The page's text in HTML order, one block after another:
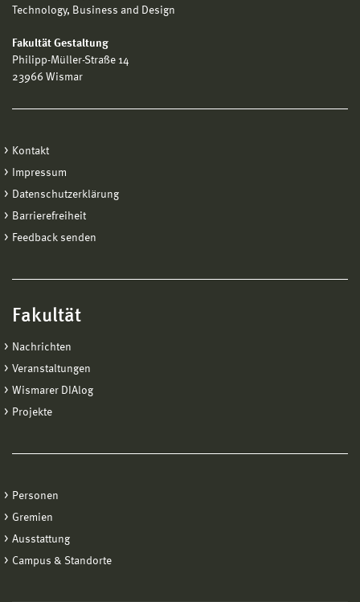
Technology, Business and Design
Fakultät Gestaltung
Philipp-Müller-Straße 14
23966 Wismar
Kontakt
Impressum
Datenschutzerklärung
Barrierefreiheit
Feedback senden
Fakultät
Nachrichten
Veranstaltungen
Wismarer DIAlog
Projekte
Personen
Gremien
Ausstattung
Campus & Standorte